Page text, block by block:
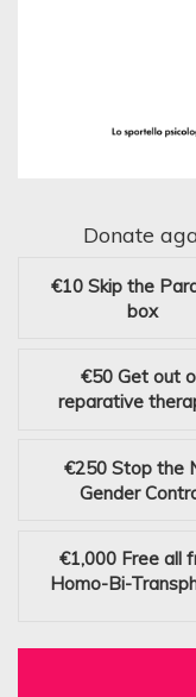
Donate
€10 Skip the
box
€50 Get out
reparative
€250 Stop the
Gender
€1,000 Free all
Homo-Bi-